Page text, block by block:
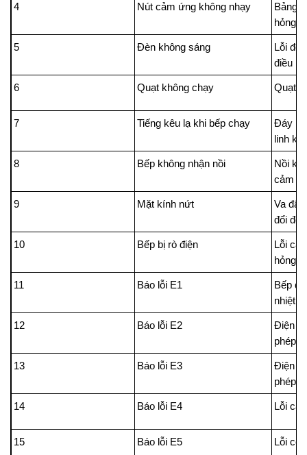
4 Nút cảm ứng không nhạy
Bảng
hỏng
5 Đèn không sáng
Lỗi
điều
6 Quạt không chạy Quạt
7 Tiếng kêu lạ khi bếp chạy
Đáy
linh
8 Bếp không nhận nồi
Nồi
cảm
9 Mặt kính nứt
Va
đổi đột
10 Bếp bị rò điện
Lỗi
hỏng
11 Báo lỗi E1
Bếp
nhiệt
12 Báo lỗi E2
Điện
phép
13 Báo lỗi E3
Điện
phép
14 Báo lỗi E4 Lỗi
15 Báo lỗi E5 Lỗi